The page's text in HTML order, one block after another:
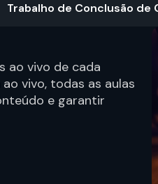
Trabalho de Conclusão de
ao vivo de cada
vivo, todas as aulas
e garantir